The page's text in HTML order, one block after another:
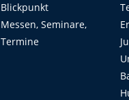
Blickpunkt
Messen, Seminare,
Termine